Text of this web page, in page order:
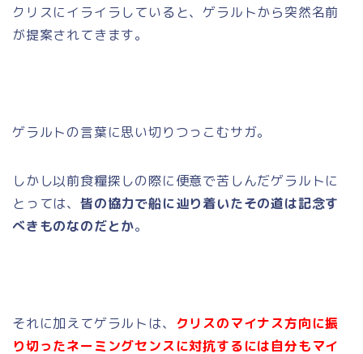
クリスにイライラしていると、ゲラルトから突然名前
が提案されてきます。
ゲラルトの言葉に思い切りつっこむサガ。
しかし以前食糧探しの際に便意で苦しんだゲラルトに
とっては、 皆の協力で船に辿り着いたその道は記念す
べきものなのだとか。
それに加えてゲラルトは、
クリスのマイナス方向に振
り切ったネーミングセンスに対抗するには自分もマイ